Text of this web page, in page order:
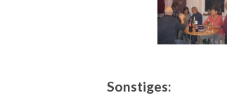
Sonstiges: